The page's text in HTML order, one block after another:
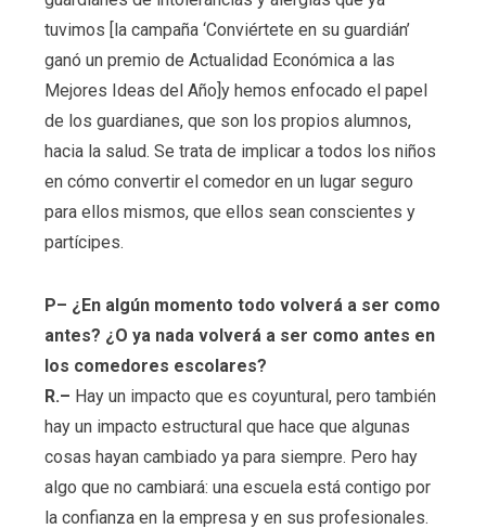
tuvimos [la campaña ‘Conviértete en su guardián’
ganó un premio de Actualidad Económica a las
Mejores Ideas del Año]y hemos enfocado el papel
de los guardianes, que son los propios alumnos,
hacia la salud. Se trata de implicar a todos los niños
en cómo convertir el comedor en un lugar seguro
para ellos mismos, que ellos sean conscientes y
partícipes.
P– ¿En algún momento todo volverá a ser como
antes? ¿O ya nada volverá a ser como antes en
los comedores escolares?
R.– Hay un impacto que es coyuntural, pero también
hay un impacto estructural que hace que algunas
cosas hayan cambiado ya para siempre. Pero hay
algo que no cambiará: una escuela está contigo por
la confianza en la empresa y en sus profesionales.